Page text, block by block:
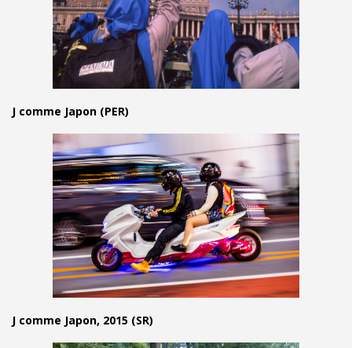
J comme Japon (PER)
J comme Japon, 2015 (SR)